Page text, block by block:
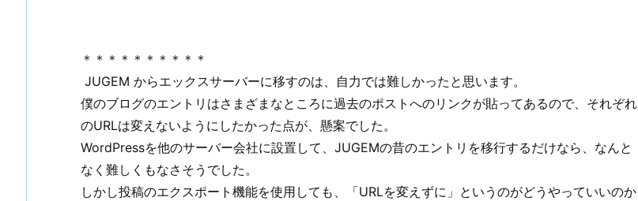
＊＊＊＊＊＊＊＊＊＊
JUGEM からエックスサーバーに移すのは、自力では難しかったと思います。
僕のブログのエントリはさまざまなところに過去のポストへのリンクが貼ってあるので、それぞれ
のURLは変えないようにしたかった点が、懸案でした。
WordPressを他のサーバー会社に設置して、JUGEMの昔のエントリを移行するだけなら、なんと
なく難しくもなさそうでした。
しかし投稿のエクスポート機能を使用しても、「URLを変えずに」というのがどうやっていいのか